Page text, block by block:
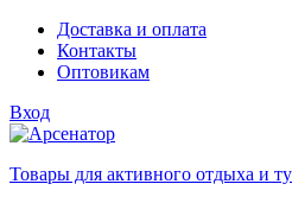
Доставка и оплата
Контакты
Оптовикам
Вход
Товары для активного отдыха и